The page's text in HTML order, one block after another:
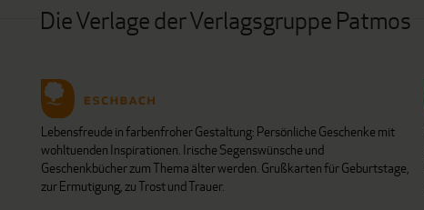
Die Verlage der Verlagsgruppe Patmos
Lebensfreude in farbenfroher Gestaltung: Persönliche Geschenke mit
wohltuenden Inspirationen. Irische Segenswünsche und
Geschenkbücher zum Thema älter werden. Grußkarten für Geburtstage,
zur Ermutigung, zu Trost und Trauer.